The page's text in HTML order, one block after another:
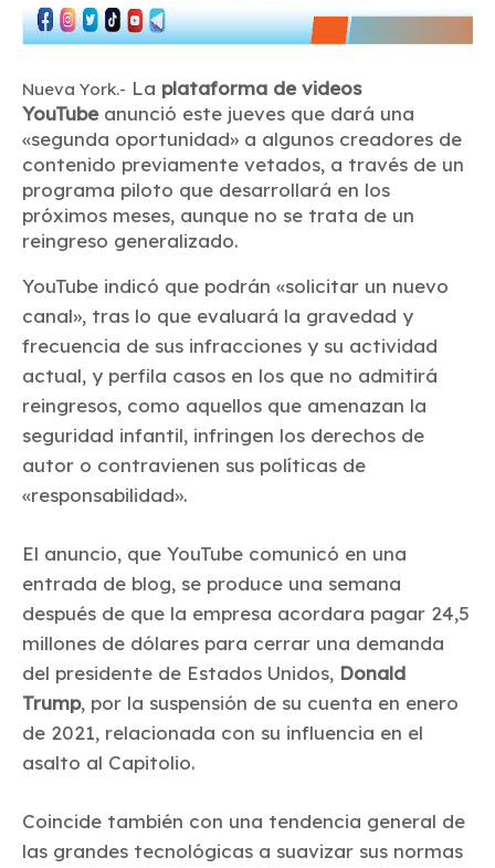
Nueva York.- La plataforma de videos
YouTube anunció este jueves que dará una
«segunda oportunidad» a algunos creadores de
contenido previamente vetados, a través de un
programa piloto que desarrollará en los
próximos meses, aunque no se trata de un
reingreso generalizado.
YouTube indicó que podrán «solicitar un nuevo
canal», tras lo que evaluará la gravedad y
frecuencia de sus infracciones y su actividad
actual, y perfila casos en los que no admitirá
reingresos, como aquellos que amenazan la
seguridad infantil, infringen los derechos de
autor o contravienen sus políticas de
«responsabilidad».
El anuncio, que YouTube comunicó en una
entrada de blog, se produce una semana
después de que la empresa acordara pagar 24,5
millones de dólares para cerrar una demanda
del presidente de Estados Unidos, Donald
Trump, por la suspensión de su cuenta en enero
de 2021, relacionada con su influencia en el
asalto al Capitolio.
Coincide también con una tendencia general de
las grandes tecnológicas a suavizar sus normas